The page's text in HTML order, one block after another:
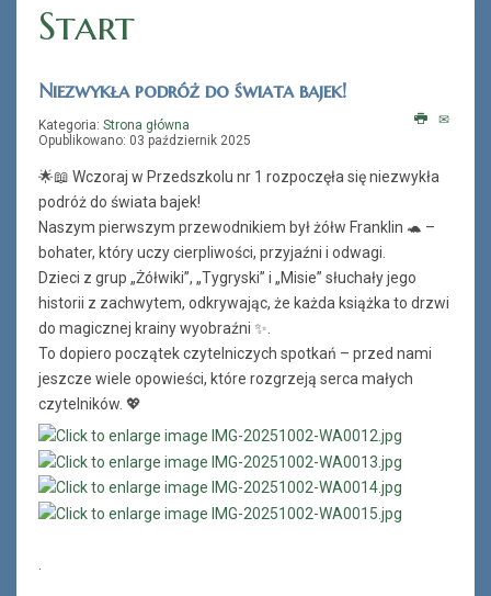
„Książka na telefon”
Start
Niezwykła podróż do świata bajek!
Kategoria: Strona główna
Opublikowano: 03 październik 2025
🌟📖 Wczoraj w Przedszkolu nr 1 rozpoczęła się niezwykła
podróż do świata bajek!
Naszym pierwszym przewodnikiem był żółw Franklin 🐢 –
bohater, który uczy cierpliwości, przyjaźni i odwagi.
Dzieci z grup „Żółwiki”, „Tygryski” i „Misie” słuchały jego
historii z zachwytem, odkrywając, że każda książka to drzwi
do magicznej krainy wyobraźni ✨.
To dopiero początek czytelniczych spotkań – przed nami
jeszcze wiele opowieści, które rozgrzeją serca małych
czytelników. 💖